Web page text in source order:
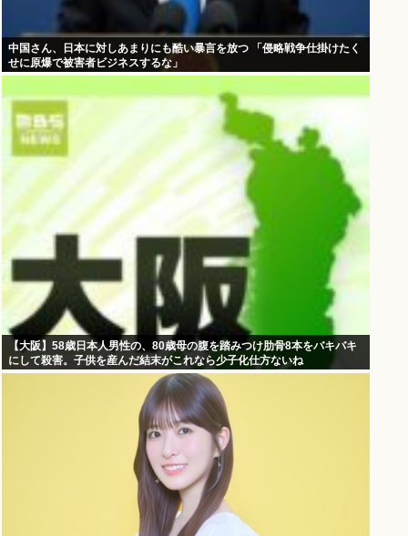
中国さん、日本に対しあまりにも酷い暴言を放つ 「侵略戦争仕掛けたく
せに原爆で被害者ビジネスするな」
【大阪】58歳日本人男性の、80歳母の腹を踏みつけ肋骨8本をバキバキ
にして殺害。子供を産んだ結末がこれなら少子化仕方ないね